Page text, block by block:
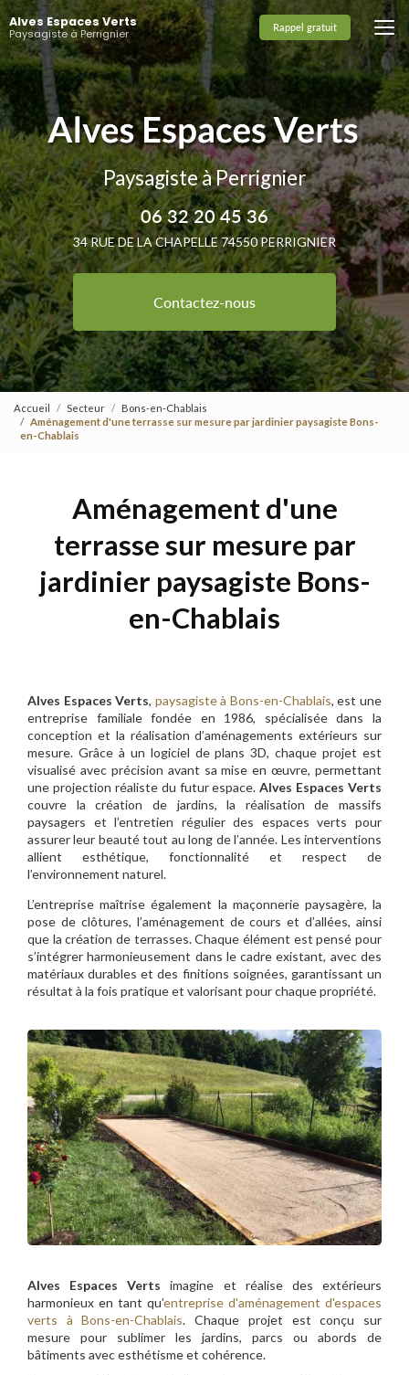
Aller
au
contenu
principal
Alves Espaces Verts
Paysagiste à Perrignier Rappel gratuit
Paysagiste à Perrignier
06 32 20 45 36
34 RUE DE LA CHAPELLE 74550 PERRIGNIER
Contactez-nous
Accueil Secteur
Bons-en-Chablais
Aménagement d'une terrasse sur mesure par jardinier paysagiste Bons-
en-Chablais
Aménagement d'une
terrasse sur mesure par
jardinier paysagiste Bons-
en-Chablais
Alves Espaces Verts, paysagiste à Bons-en-Chablais, est une
entreprise familiale fondée en 1986, spécialisée dans la
conception et la réalisation d’aménagements extérieurs sur
mesure. Grâce à un logiciel de plans 3D, chaque projet est
visualisé avec précision avant sa mise en œuvre, permettant
une projection réaliste du futur espace.Alves Espaces Verts
couvre la création de jardins, la réalisation de massifs
paysagers et l’entretien régulier des espaces verts pour
assurer leur beauté tout au long de l’année. Les interventions
allient esthétique, fonctionnalité et respect de
l’environnement naturel.
L’entreprise maîtrise également la maçonnerie paysagère, la
pose de clôtures, l’aménagement de cours et d’allées, ainsi
que la création de terrasses. Chaque élément est pensé pour
s’intégrer harmonieusement dans le cadre existant, avec des
matériaux durables et des finitions soignées, garantissant un
résultat à la fois pratique et valorisant pour chaque propriété.
Alves Espaces Verts imagine et réalise des extérieurs
harmonieux en tant qu’entreprise d'aménagement d'espaces
verts à Bons-en-Chablais. Chaque projet est conçu sur
mesure pour sublimer les jardins, parcs ou abords de
bâtiments avec esthétisme et cohérence.